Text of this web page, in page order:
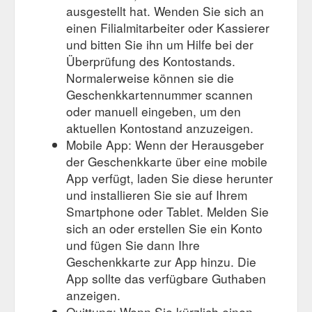
appointment or book online now. ...
https://thaifootspa.com.au/product-category/gifts/mothers-day-
printed-gift-cards/
Read The Thai Foot Spa''s T&Cs | The Thai Foot Spa
purchase a Thai Foot Spa Gift Certificate you nominate the
amount you want to put on the card. You are unable to
purchase more gift certificates by using an existing gift
certificate. When purchasing Thai Foot Spa Gift Certificates,
we will also collect personal information about you. We will
create an account in the name of the cardholder which will be
linked to the unique reference ...
https://thaifootspa.com.au/terms-conditions/
Mother''s Day Printed Gift Cards | The Thai Foot Spa
Mother’s Day
Deluxe Spa Pedi Gift Card $ 125.00; Showing the single result.
Sign up now to receive amazing discounts and specials. First
Name * Last Name * Email * Comments. This field is for
validation purposes and should be left unchanged. Book A
Treatment Now . Call 07 3852 4544 to make an appointment
or book online now. ...
category/mothers-day-printed-gift-cards/
ausgestellt hat. Wenden Sie sich an
einen Filialmitarbeiter oder Kassierer
und bitten Sie ihn um Hilfe bei der
Überprüfung des Kontostands.
Normalerweise können sie die
Geschenkkartennummer scannen
oder manuell eingeben, um den
aktuellen Kontostand anzuzeigen.
Mobile App: Wenn der Herausgeber
der Geschenkkarte über eine mobile
App verfügt, laden Sie diese herunter
und installieren Sie sie auf Ihrem
Smartphone oder Tablet. Melden Sie
sich an oder erstellen Sie ein Konto
und fügen Sie dann Ihre
Geschenkkarte zur App hinzu. Die
App sollte das verfügbare Guthaben
anzeigen.